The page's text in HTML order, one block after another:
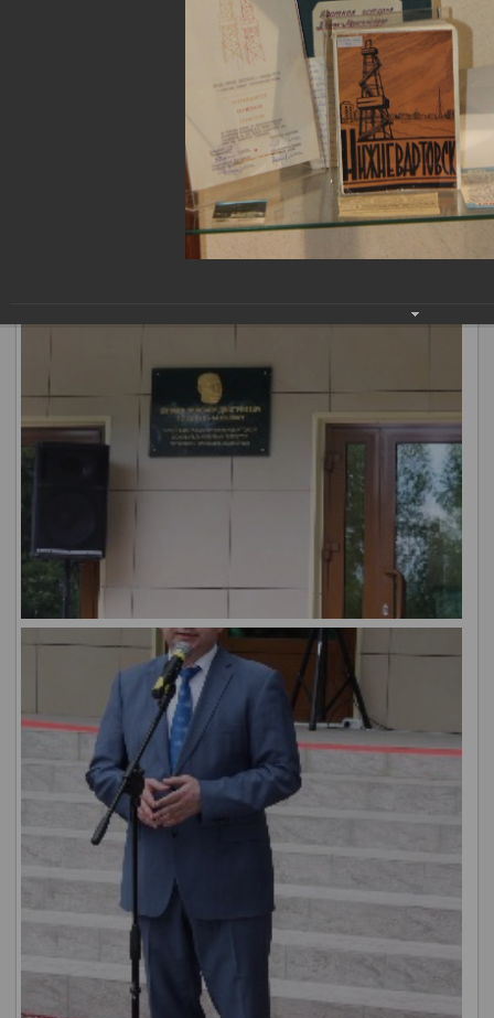
Нижневартовского краеведческого музея им. Т.Д.
Шуваева. Краеведческий музей Нижневартовска был
основан 1 ноября 1973 года. Фонд музея насчитывает 35
000 уникальных предметов. Музей представляет
тематические выставки, посвященные природе, истории
и культуре Нижневартовска и края, а также
художественную галерею.